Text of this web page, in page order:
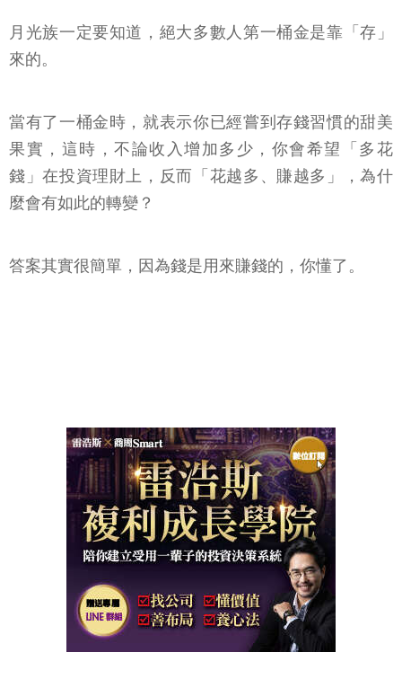
月光族一定要知道，絕大多數人第一桶金是靠「存」
來的。
當有了一桶金時，就表示你已經嘗到存錢習慣的甜美
果實，這時，不論收入增加多少，你會希望「多花
錢」在投資理財上，反而「花越多、賺越多」，為什
麼會有如此的轉變？
答案其實很簡單，因為錢是用來賺錢的，你懂了。